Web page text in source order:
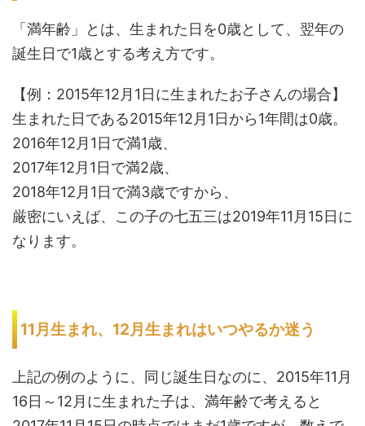
「満年齢」とは、生まれた日を0歳として、翌年の
誕生日で1歳とする考え方です。
【例：2015年12月1日に生まれたお子さんの場合】
生まれた日である2015年12月1日から1年間は0歳。
2016年12月1日で満1歳、
2017年12月1日で満2歳、
2018年12月1日で満3歳ですから、
厳密にいえば、この子の七五三は2019年11月15日に
なります。
11月生まれ、12月生まれはいつやるか迷う
上記の例のように、同じ誕生日なのに、2015年11月
16日～12月に生まれた子は、満年齢で考えると